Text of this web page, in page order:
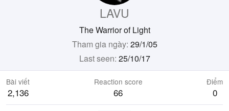
LAVU
The Warrior of Light
Tham gia ngày 29/1/05
Last seen 25/10/17
Bài viết
2,136
Reaction score
66
Điểm
0